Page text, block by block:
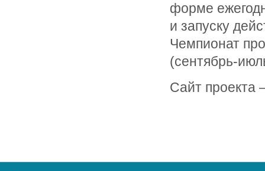
форме
и запуску
Чемпионат
(сентябрь-
Сайт проекта